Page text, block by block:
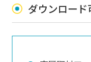
ダウンロー